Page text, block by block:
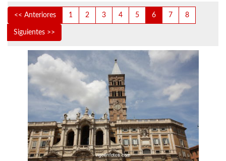
<< Anteriores 1 2 3 4 5 6 7 8
Siguientes >>